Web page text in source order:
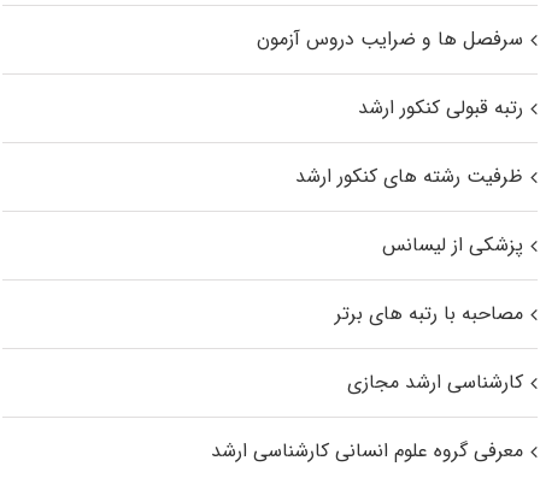
سرفصل ها و ضرایب دروس آزمون
رتبه قبولی کنکور ارشد
ظرفیت رشته های کنکور ارشد
پزشکی از لیسانس
مصاحبه با رتبه های برتر
کارشناسی ارشد مجازی
معرفی گروه علوم انسانی کارشناسی ارشد